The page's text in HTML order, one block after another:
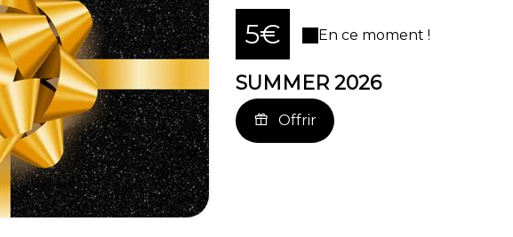
5€ En ce moment !
SUMMER 2026
Offrir